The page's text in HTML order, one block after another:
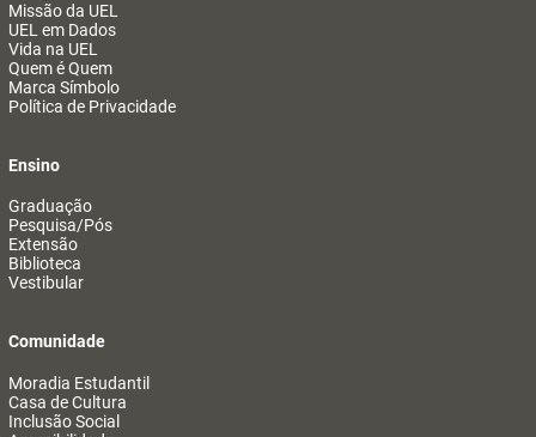
Missão da UEL
UEL em Dados
Vida na UEL
Quem é Quem
Marca Símbolo
Política de Privacidade
Ensino
Graduação
Pesquisa/Pós
Extensão
Biblioteca
Vestibular
Comunidade
Moradia Estudantil
Casa de Cultura
Inclusão Social